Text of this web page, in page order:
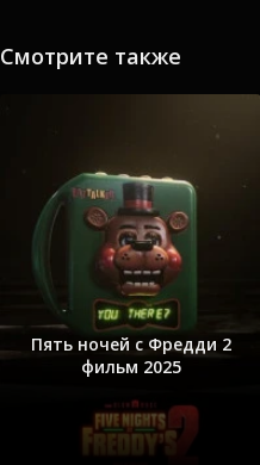
Смотрите также
Пять ночей с Фредди 2
фильм 2025